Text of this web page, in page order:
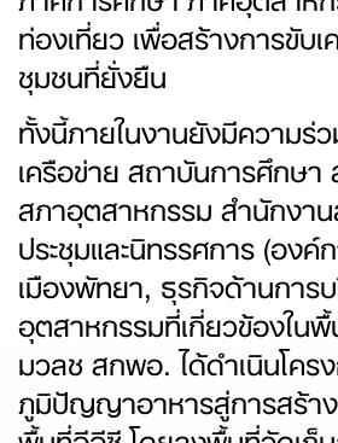
ท่องเที่ยว เพื่อสร้างการขับ
ชุมชนที่ยั่งยืน
ทั้งนี้ภายในงานยังมีความร่
เครือข่าย สถาบันการศึกษ
สภาอุตสาหกรรม สำนักงา
ประชุมและนิทรรศการ (องค์
เมืองพัทยา, ธุรกิจด้านการ
อุตสาหกรรมที่เกี่ยวข้องใน
มวลช สกพอ. ได้ดำเนินโคร
ภูมิปัญญาอาหารสู่การสร้า